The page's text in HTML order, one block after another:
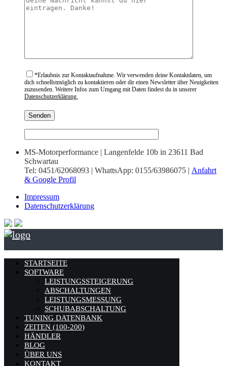
*Erlaubnis zur Kontaktaufnahme. Wir verwenden deine Kontaktdaten, um
dich schnellstmöglich zu kontaktieren oder dir einen Newsletter über Neuigkeiten
zuzusenden. Weitere Infos zum Umgang mit Daten findest du in unserer
Datenschutzerklärung.
MS-Motorperformance | Langenfelde 10b in 23611 Bad
Schwartau
Tel: 0451/62068093 | WhattsApp: 0155/63986075 | Anfahrt
& Google Profil
Impressum
Datenschutzerklärung
STARTSEITE
SOFTWARE
LEISTUNGSSTEIGERUNG
ABSCHALTUNGEN
LEISTUNGSMESSUNG
SCHUBABSCHALTUNG
TUNING DATENBANK
ZEITEN (100-200)
HÄNDLER
BLOG
ÜBER UNS
KONTAKT